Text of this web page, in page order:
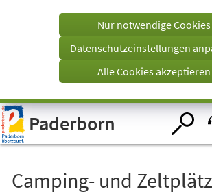
Visuelle
Assistenzsoftware
öffnen.
einem
Tab)
Nur notwendige Cookies
Datenschutzeinstellungen
Alle Cookies akzeptieren
Paderborn
Camping- und